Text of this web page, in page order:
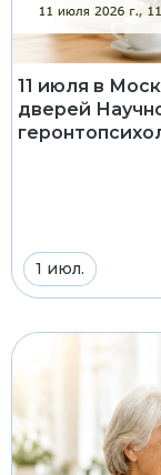
11 июля в
дверей
1 июл.